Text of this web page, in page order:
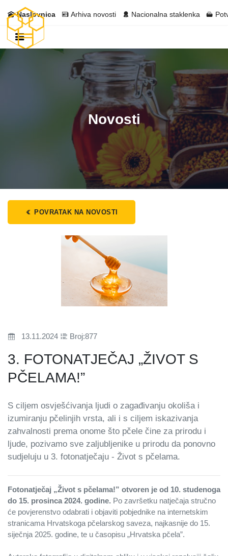
Naslovnica Arhiva novosti Nacionalna staklenka
Novosti
POVRATAK NA NOVOSTI
13.11.2024 Broj:877
3. FOTONATJEČAJ „ŽIVOT S
PČELAMA!”
S ciljem osvješćivanja ljudi o zagađivanju okoliša i
izumiranju pčelinjih vrsta, ali i s ciljem iskazivanja
zahvalnosti prema onome što pčele čine za prirodu i
ljude, pozivamo sve zaljubljenike u prirodu da ponovno
sudjeluju u 3. fotonatječaju - Život s pčelama.
Fotonatječaj „Život s pčelama!” otvoren je od 10. studenoga
do 15. prosinca 2024. godine. Po završetku natječaja stručno
će povjerenstvo odabrati i objaviti pobjednike na internetskim
stranicama Hrvatskoga pčelarskog saveza, najkasnije do 15.
siječnja 2025. godine, te u časopisu „Hrvatska pčela”.